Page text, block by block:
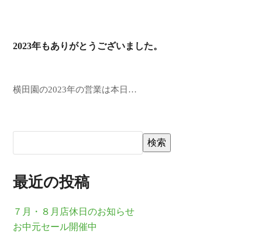
2023年もありがとうございました。
横田園の2023年の営業は本日…
検索
最近の投稿
７月・８月店休日のお知らせ
お中元セール開催中